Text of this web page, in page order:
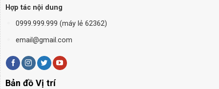
Hợp tác nội dung
0999.999.999 (máy lẻ 62362)
email@gmail.com
Bản đồ Vị trí